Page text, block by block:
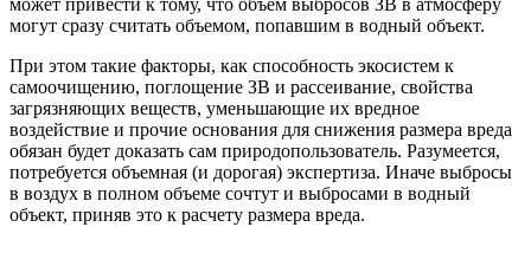
может привести к тому, что объем выбросов ЗВ в атмосферу
могут сразу считать объемом, попавшим в водный объект.
При этом такие факторы, как способность экосистем к
самоочищению, поглощение ЗВ и рассеивание, свойства
загрязняющих веществ, уменьшающие их вредное
воздействие и прочие основания для снижения размера вреда
обязан будет доказать сам природопользователь. Разумеется,
потребуется объемная (и дорогая) экспертиза. Иначе выбросы
в воздух в полном объеме сочтут и выбросами в водный
объект, приняв это к расчету размера вреда.